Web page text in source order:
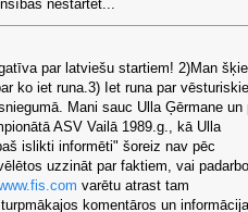
nestartēt...
par latviešu startiem! 2)Man
ko iet runa.3) Iet runa par
Mani sauc Ulla Ģērmane un
ASV Vailā 1989.g., kā Ulla
islikti informēti" šoreiz nav pēc
uzzināt par faktiem, vai
varētu atrast tam
komentāros un